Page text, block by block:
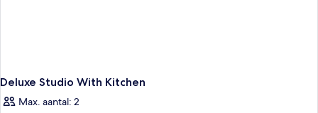
Deluxe Studio With Kitchen
Max. aantal: 2